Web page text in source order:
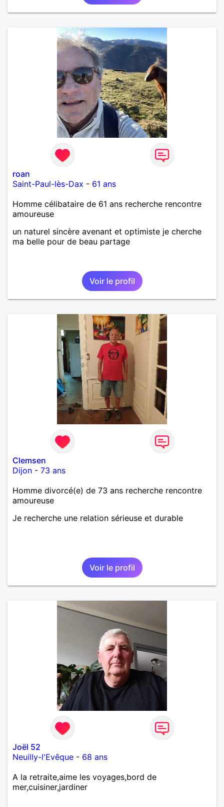
roan
Saint-Paul-lès-Dax - 61 ans
Homme célibataire de 61 ans recherche rencontre
amoureuse
un naturel sincère avenant et optimiste je cherche
ma belle pour de beau partage
Voir le profil
Clemsen
Dijon - 73 ans
Homme divorcé(e) de 73 ans recherche rencontre
amoureuse
Je recherche une relation sérieuse et durable
Voir le profil
Joël 52
Neuilly-l'Evêque - 68 ans
A la retraite,aime les voyages,bord de
mer,cuisiner,jardiner